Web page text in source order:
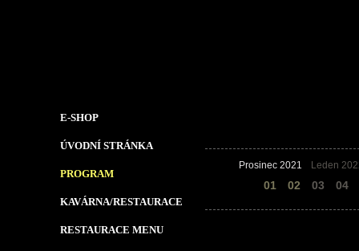
E-SHOP
ÚVODNÍ STRÁNKA
PROGRAM
KAVÁRNA/RESTAURACE
RESTAURACE MENU
Prosinec 2021
01 02
Leden
03 04